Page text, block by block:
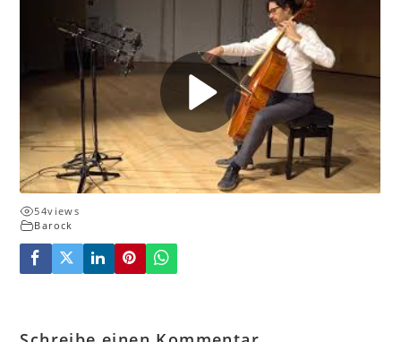
54views
Barock